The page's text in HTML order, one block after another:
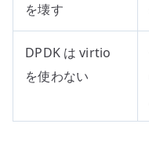
を壊す
DPDK は virtio
を使わない